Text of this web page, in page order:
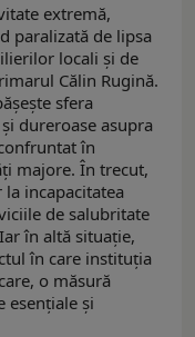
extremă,
paralizată de lipsa
locali și de
Călin Rugină.
sfera
dureroase asupra
în
majore. În trecut,
incapacitatea
de salubritate
în altă situație,
în care instituția
o măsură
esențiale și